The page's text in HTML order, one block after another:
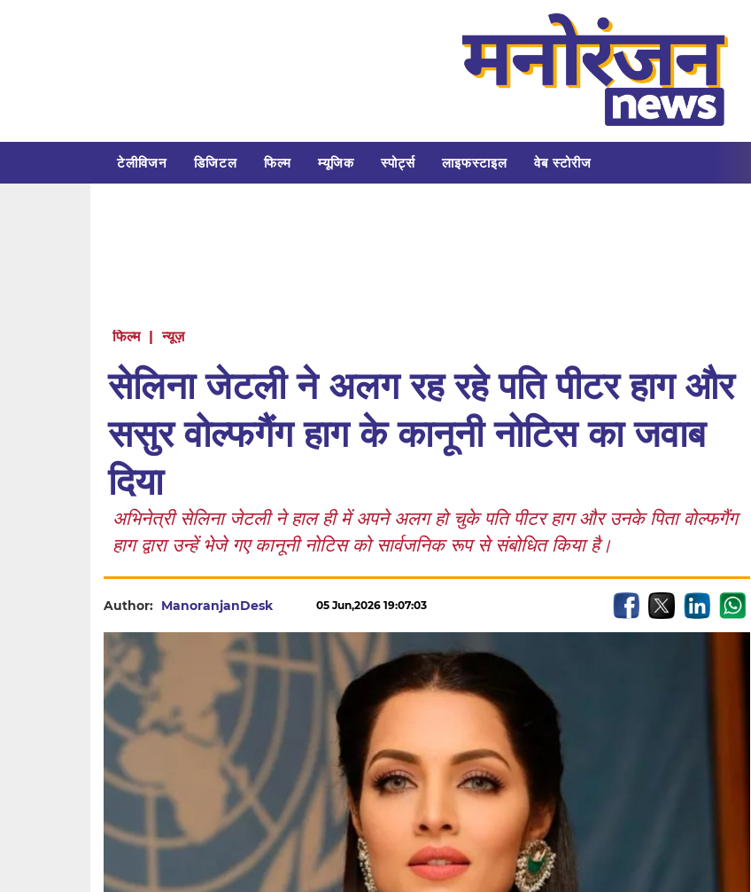
टेलीविजन डिजिटल फिल्म म्यूजिक स्पोर्ट्स लाइफस्टाइल वेब स्टोरीज
फिल्म | न्यूज़
सेलिना जेटली ने अलग रह रहे पति पीटर हाग और
ससुर वोल्फगैंग हाग के कानूनी नोटिस का जवाब
दिया
अभिनेत्री सेलिना जेटली ने हाल ही में अपने अलग हो चुके पति पीटर हाग और उनके पिता वोल्फगैंग
हाग द्वारा उन्हें भेजे गए कानूनी नोटिस को सार्वजनिक रूप से संबोधित किया है।
Author: ManoranjanDesk 05 Jun,2026 19:07:03